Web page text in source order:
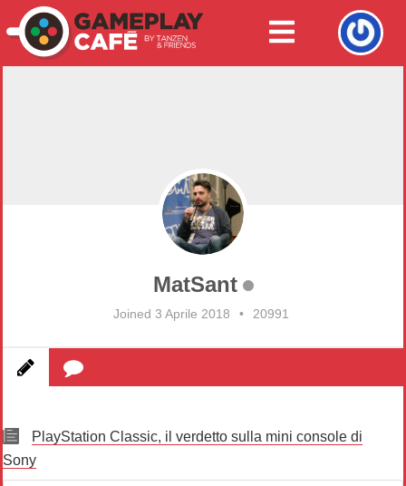
MatSant
Joined 3 Aprile 2018 • 20991
PlayStation Classic, il verdetto sulla mini console di
Sony